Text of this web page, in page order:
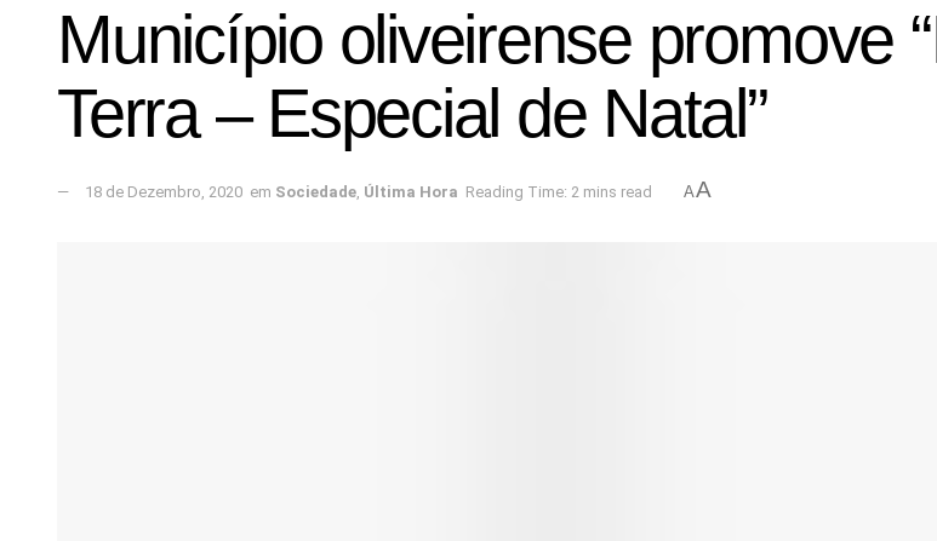
Município oliveirense promove
Terra – Especial de Natal”
18 de Dezembro, 2020 em Sociedade, Última Hora Reading Time: 2 mins read AA